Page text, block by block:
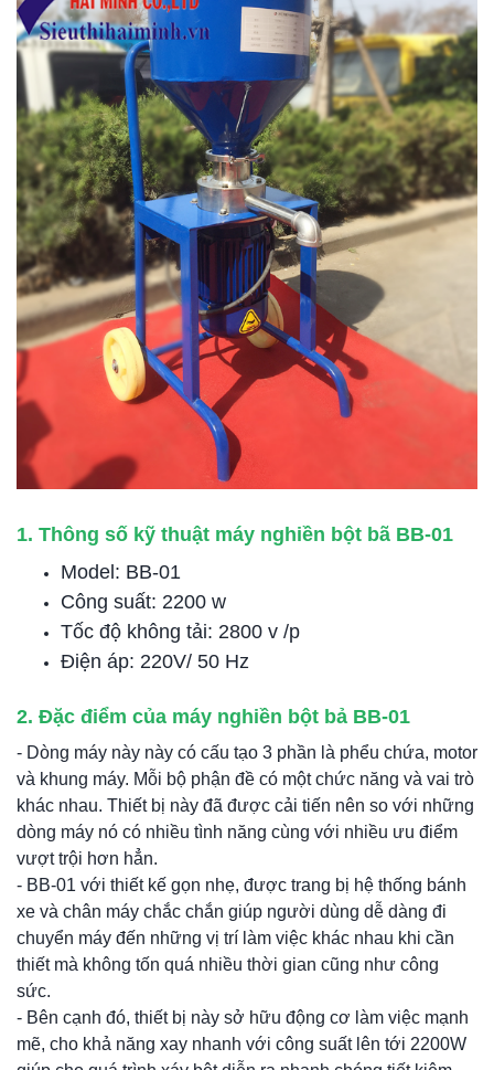
1. Thông số kỹ thuật máy nghiền bột bã BB-01
Model: BB-01
Công suất: 2200 w
Tốc độ không tải: 2800 v /p
Điện áp: 220V/ 50 Hz
2. Đặc điểm của máy nghiền bột bả BB-01
- Dòng máy này này có cấu tạo 3 phần là phểu chứa, motor
và khung máy. Mỗi bộ phận đề có một chức năng và vai trò
khác nhau. Thiết bị này đã được cải tiến nên so với những
dòng máy nó có nhiều tình năng cùng với nhiều ưu điểm
vượt trội hơn hẳn.
- BB-01 với thiết kế gọn nhẹ, được trang bị hệ thống bánh
xe và chân máy chắc chắn giúp người dùng dễ dàng đi
chuyển máy đến những vị trí làm việc khác nhau khi cần
thiết mà không tốn quá nhiều thời gian cũng như công
sức.
- Bên cạnh đó, thiết bị này sở hữu động cơ làm việc mạnh
mẽ, cho khả năng xay nhanh với công suất lên tới 2200W